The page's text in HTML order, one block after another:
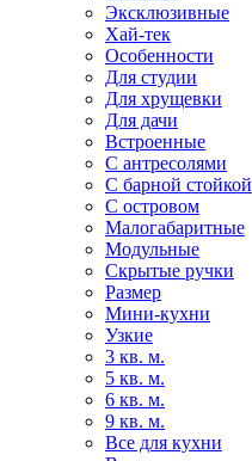
Эксклюзивные
Хай-тек
Особенности
Для студии
Для хрущевки
Для дачи
Встроенные
С антресолями
С барной стойкой
С островом
Малогабаритные
Модульные
Скрытые ручки
Размер
Мини-кухни
Узкие
3 кв. м.
5 кв. м.
6 кв. м.
9 кв. м.
Все для кухни